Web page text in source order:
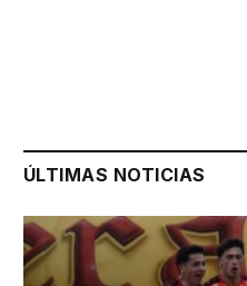
ÚLTIMAS NOTICIAS